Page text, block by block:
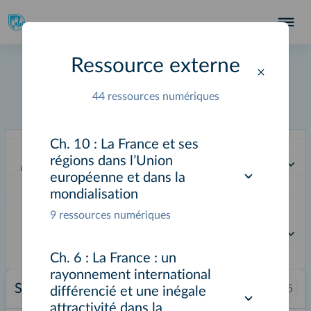
Géographie Terminale
Livre du professeur Applications
Pages consultées récemment
Sommaire Aller à la page : 335
Ressource externe
44 ressources numériques
Ch. 10 : La France et ses
régions dans l’Union
européenne et dans la
mondialisation
9 ressources numériques
Ch. 6 : La France : un
rayonnement international
différencié et une inégale